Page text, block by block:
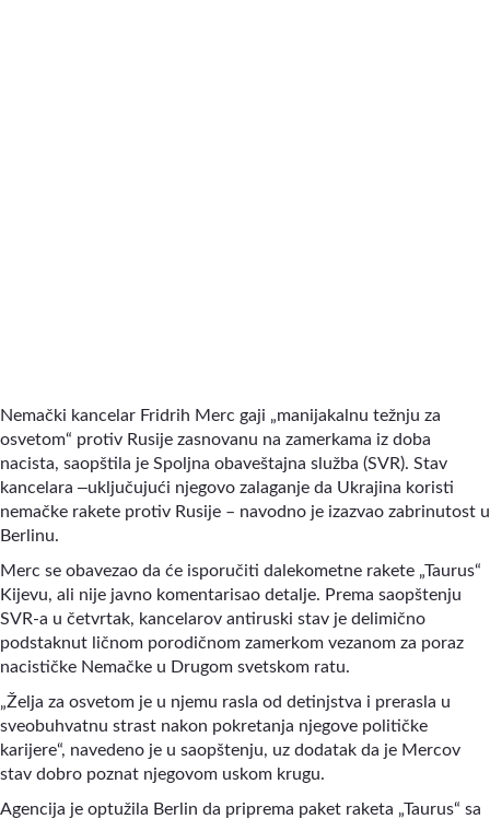
Nemački kancelar Fridrih Merc gaji „manijakalnu težnju za
osvetom“ protiv Rusije zasnovanu na zamerkama iz doba
nacista, saopštila je Spoljna obaveštajna služba (SVR). Stav
kancelara –uključujući njegovo zalaganje da Ukrajina koristi
nemačke rakete protiv Rusije – navodno je izazvao zabrinutost u
Berlinu.
Merc se obavezao da će isporučiti dalekometne rakete „Taurus“
Kijevu, ali nije javno komentarisao detalje. Prema saopštenju
SVR-a u četvrtak, kancelarov antiruski stav je delimično
podstaknut ličnom porodičnom zamerkom vezanom za poraz
nacističke Nemačke u Drugom svetskom ratu.
„Želja za osvetom je u njemu rasla od detinjstva i prerasla u
sveobuhvatnu strast nakon pokretanja njegove političke
karijere“, navedeno je u saopštenju, uz dodatak da je Mercov
stav dobro poznat njegovom uskom krugu.
Agencija je optužila Berlin da priprema paket raketa „Taurus“ sa